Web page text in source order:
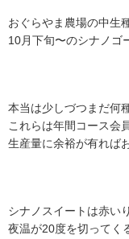
おぐらやま農場の中生
10月下旬〜のシナノゴ
本当は少しづつまだ何
これらは年間コース会
生産量に余裕が有れば
シナノスイートは赤い
夜温が20度を切ってく